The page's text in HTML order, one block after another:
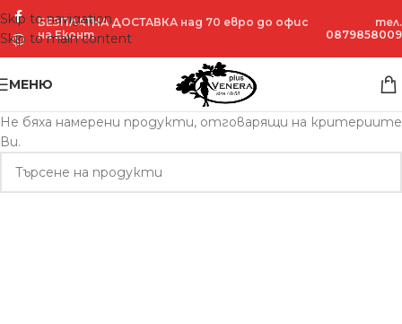
Skip to navigation
Skip to main content
БЕЗПЛАТНА ДОСТАВКА над 70 евро до офис
на Еконт
тел.
0879858009
МЕНЮ
Не бяха намерени продукти, отговарящи на критериите
Ви.